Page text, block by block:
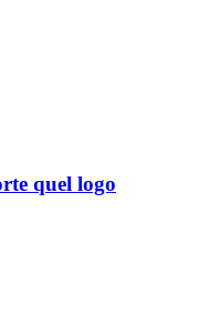
quel logo